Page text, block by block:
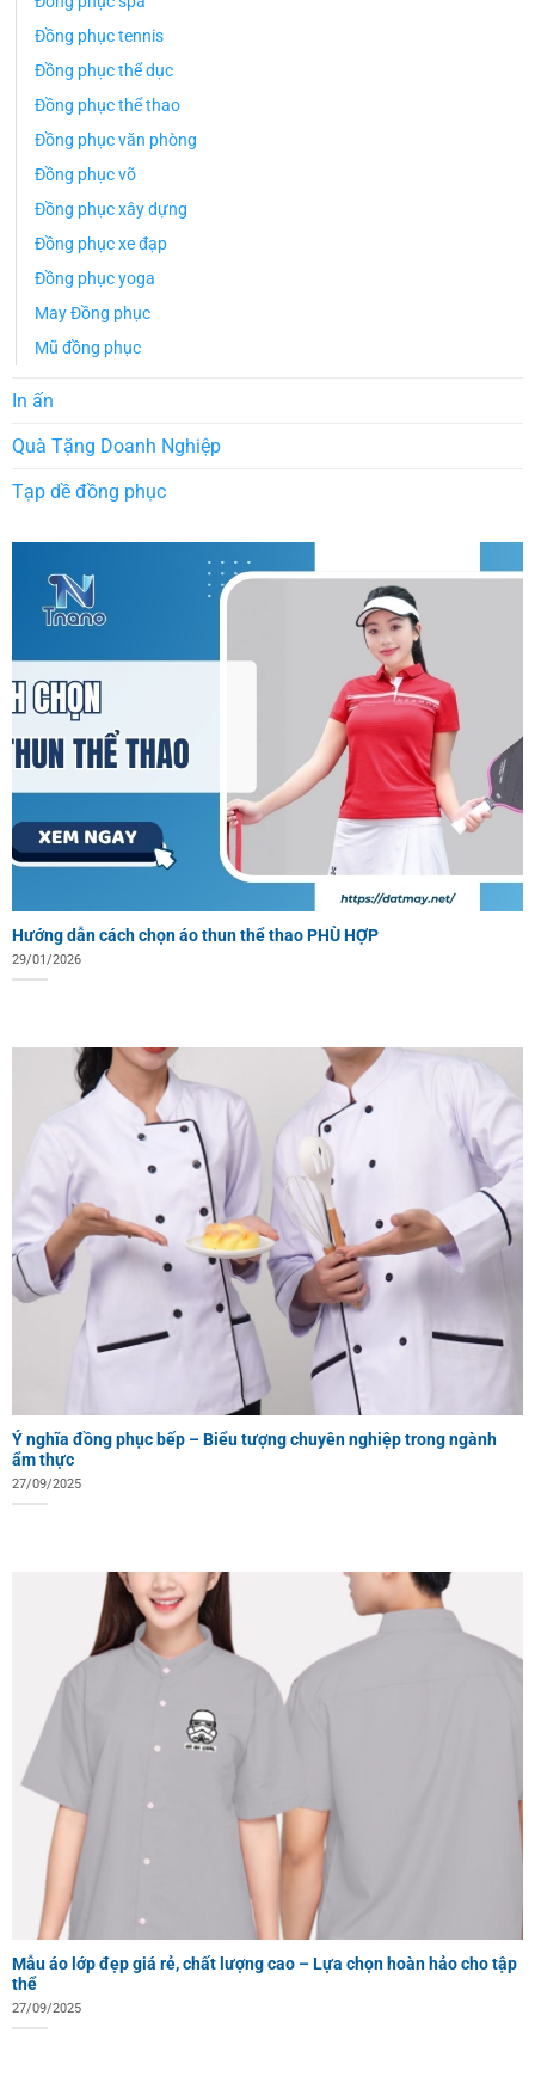
Đồng phục tennis
Đồng phục thể dục
Đồng phục thể thao
Đồng phục văn phòng
Đồng phục võ
Đồng phục xây dựng
Đồng phục xe đạp
Đồng phục yoga
May Đồng phục
Mũ đồng phục
In ấn
Quà Tặng Doanh Nghiệp
Tạp dề đồng phục
Hướng dẫn cách chọn áo thun thể thao PHÙ HỢP
29/01/2026
Ý nghĩa đồng phục bếp – Biểu tượng chuyên nghiệp trong ngành
ẩm thực
27/09/2025
Mẫu áo lớp đẹp giá rẻ, chất lượng cao – Lựa chọn hoàn hảo cho tập
thể
27/09/2025